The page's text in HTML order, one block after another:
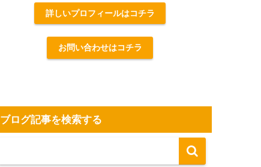
詳しいプロフィールはコチラ
お問い合わせはコチラ
ブログ記事を検索する